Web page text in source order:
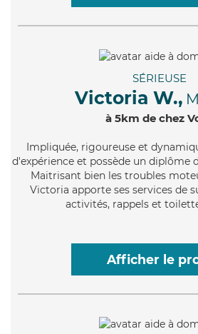
SÉRIEUSE
Victoria W.,
à 5km de chez
Impliquée, rigoureuse et
d'expérience et possède un diplôme
Maitrisant bien les troubles
Victoria apporte ses services de
activités, rappels et
Afficher le